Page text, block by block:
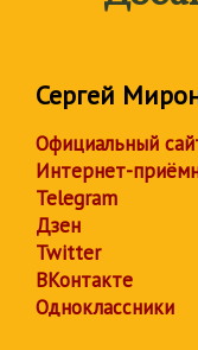
Сергей
Официальный
Интернет-
Telegram
Дзен
Twitter
ВКонтакте
Одноклассники